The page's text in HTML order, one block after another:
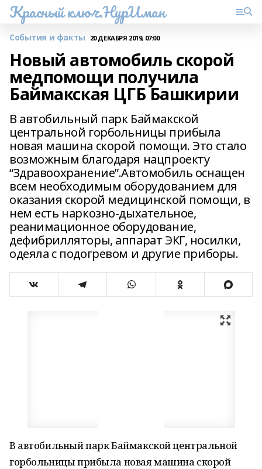
Красный ключ.НурИман
События и факты 20 ДЕКАБРЯ 2019, 07:00
Новый автомобиль скорой
медпомощи получила
Баймакская ЦГБ Башкирии
В автобильный парк Баймакской
центральной горбольницы прибыла
новая машина скорой помощи. Это стало
возможным благодаря нацпроекту
“Здравоохранение”.Автомобиль оснащен
всем необходимым оборудованием для
оказания скорой медицинской помощи, в
нем есть наркозно-дыхательное,
реанимационное оборудование,
дефибрилляторы, аппарат ЭКГ, носилки,
одеяла с подогревом и другие приборы.
В автобильный парк Баймакской центральной
горбольницы прибыла новая машина скорой